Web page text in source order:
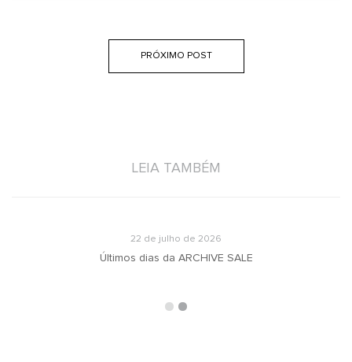
PRÓXIMO POST
LEIA TAMBÉM
22 de julho de 2026
Últimos dias da ARCHIVE SALE